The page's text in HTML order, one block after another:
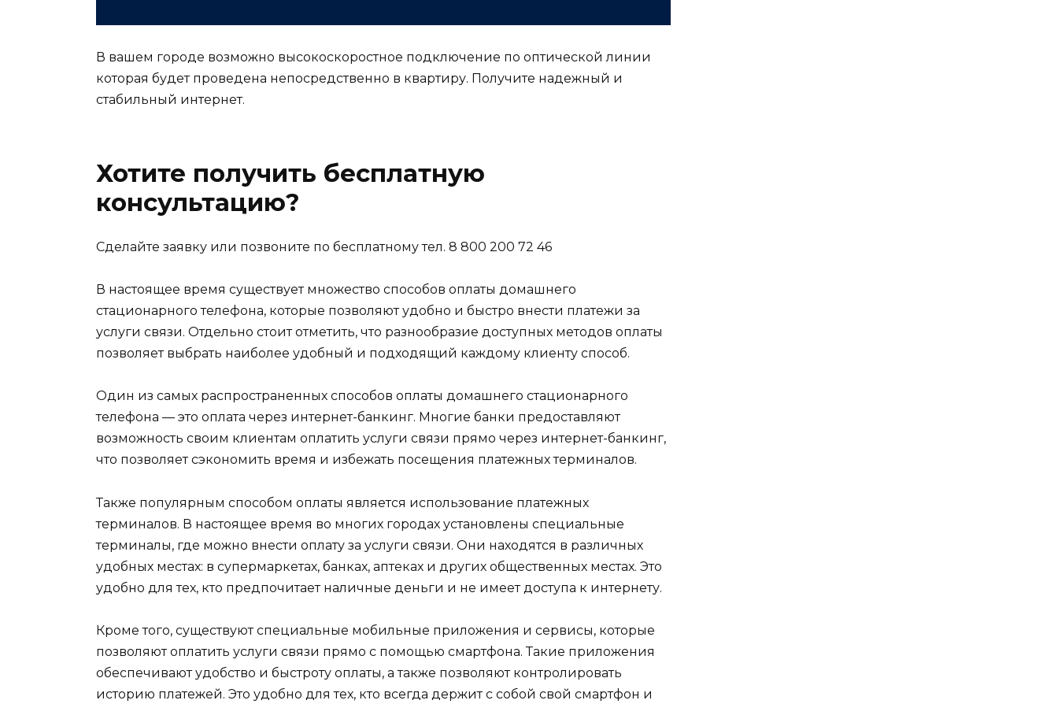
В вашем городе возможно высокоскоростное подключение по оптической линии
которая будет проведена непосредственно в квартиру. Получите надежный и
стабильный интернет.
Хотите получить бесплатную
консультацию?
Сделайте заявку или позвоните по бесплатному тел. 8 800 200 72 46
В настоящее время существует множество способов оплаты домашнего
стационарного телефона, которые позволяют удобно и быстро внести платежи за
услуги связи. Отдельно стоит отметить, что разнообразие доступных методов оплаты
позволяет выбрать наиболее удобный и подходящий каждому клиенту способ.
Один из самых распространенных способов оплаты домашнего стационарного
телефона — это оплата через интернет-банкинг. Многие банки предоставляют
возможность своим клиентам оплатить услуги связи прямо через интернет-банкинг,
что позволяет сэкономить время и избежать посещения платежных терминалов.
Также популярным способом оплаты является использование платежных
терминалов. В настоящее время во многих городах установлены специальные
терминалы, где можно внести оплату за услуги связи. Они находятся в различных
удобных местах: в супермаркетах, банках, аптеках и других общественных местах. Это
удобно для тех, кто предпочитает наличные деньги и не имеет доступа к интернету.
Кроме того, существуют специальные мобильные приложения и сервисы, которые
позволяют оплатить услуги связи прямо с помощью смартфона. Такие приложения
обеспечивают удобство и быстроту оплаты, а также позволяют контролировать
историю платежей. Это удобно для тех, кто всегда держит с собой свой смартфон и